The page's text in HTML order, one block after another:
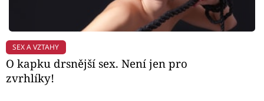
Sledujte nás
SEX A VZTAHY
O kapku drsnější sex. Není jen pro
zvrhlíky!